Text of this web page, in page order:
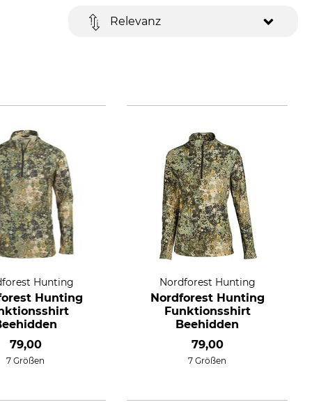
Relevanz
Hunting
Hunting
79,00
7 Größen
Nordforest Hunting
Nordforest Hunting
Funktionsshirt
Beehidden
79,00
7 Größen